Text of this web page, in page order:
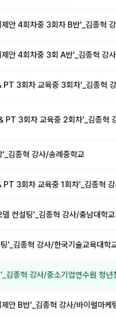
안 4회차중 3회차 B반'_김종혁
안 4회차중 3회 A반'_김종혁 강
PT 3회차 교육중 3회차'_김종혁
PT 3회차 교육중 2회차'_김종혁
'_김종혁 강사/송례중학교
3회차 교육중 1회차'_김종혁
델 컨설팅'_김종혁 강사/충남대학교
'_김종혁 강사/한국기술교육대학
김종혁 강사/중소기업연수원 청년
안 B반'_김종혁 강사/바이럴마